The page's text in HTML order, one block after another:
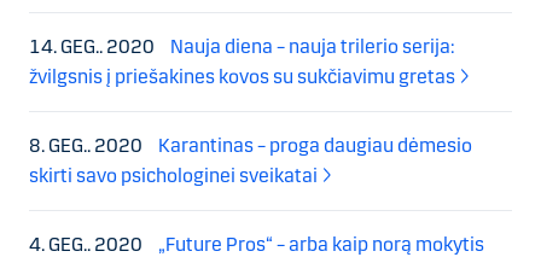
14. GEG.. 2020
Nauja diena – nauja trilerio serija:
žvilgsnis į priešakines kovos su sukčiavimu gretas
8. GEG.. 2020
Karantinas – proga daugiau dėmesio
skirti savo psichologinei sveikatai
4. GEG.. 2020
„Future Pros“ – arba kaip norą mokytis